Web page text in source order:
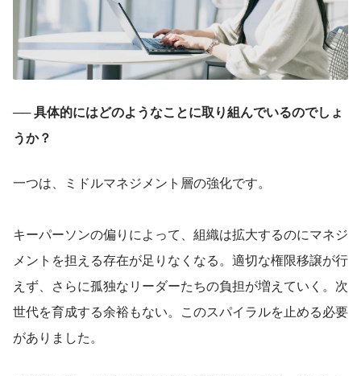
── 具体的にはどのようなことに取り組んでいるのでしょ
うか？
一つは、ミドルマネジメント層の強化です。
キーパーソンの偏りによって、組織は拡大するのにマネジ
メントを担える存在が足りなくなる。適切な権限移譲が行
えず、さらに孤独なリーダーたちの負担が増えていく。次
世代を育成する余裕もない。このスパイラルを止める必要
がありました。